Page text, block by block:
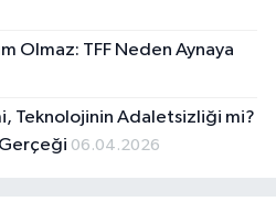
Olmaz: TFF Neden Aynaya
Teknolojinin Adaletsizliği mi?
Gerçeği 06.04.2026